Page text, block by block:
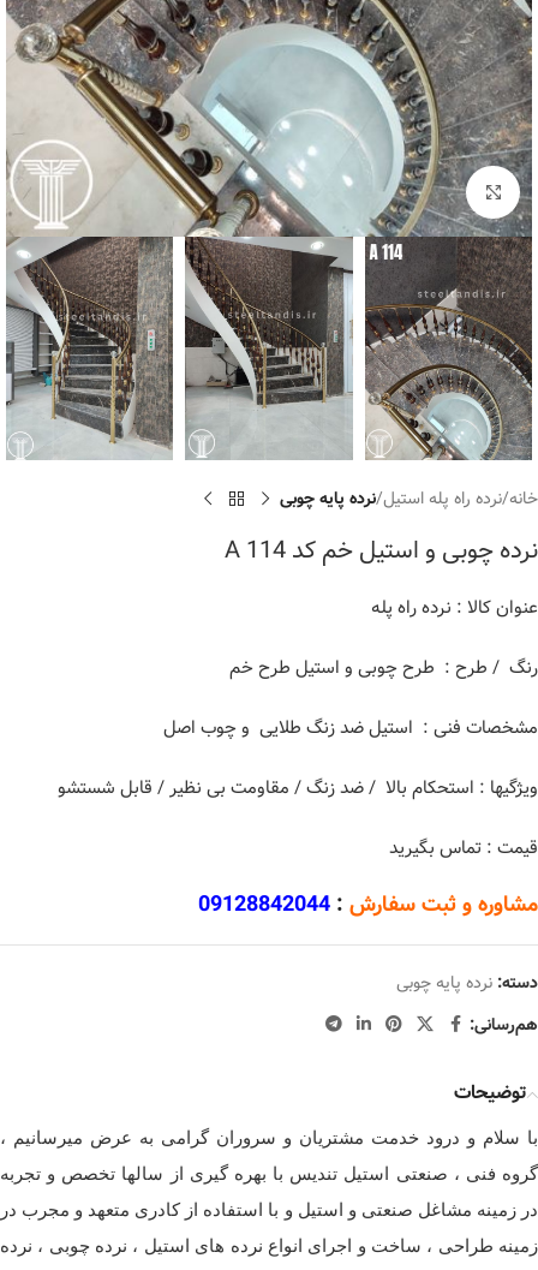
برای بزرگنمایی کلیک کنید
خانه نرده راه پله استیل نرده پایه چوبی
نرده چوبی و استیل خم کد A 114
عنوان کالا : نرده راه پله
رنگ / طرح : طرح چوبی و استیل طرح خم
مشخصات فنی : استیل ضد زنگ طلایی و چوب اصل
ویژگیها : استحکام بالا / ضد زنگ / مقاومت بی نظیر / قابل شستشو
قیمت : تماس بگیرید
مشاوره و ثبت سفارش :
09128842044
دسته: نرده پایه چوبی
هم‌رسانی:
توضیحات
با سلام و درود خدمت مشتریان و سروران گرامی به عرض میرسانیم ،
گروه فنی ، صنعتی استیل تندیس با بهره گیری از سالها تخصص و تجربه
در زمینه مشاغل صنعتی و استیل و با استفاده از کادری متعهد و مجرب در
زمینه طراحی ، ساخت و اجرای انواع نرده های استیل ، نرده چوبی ، نرده